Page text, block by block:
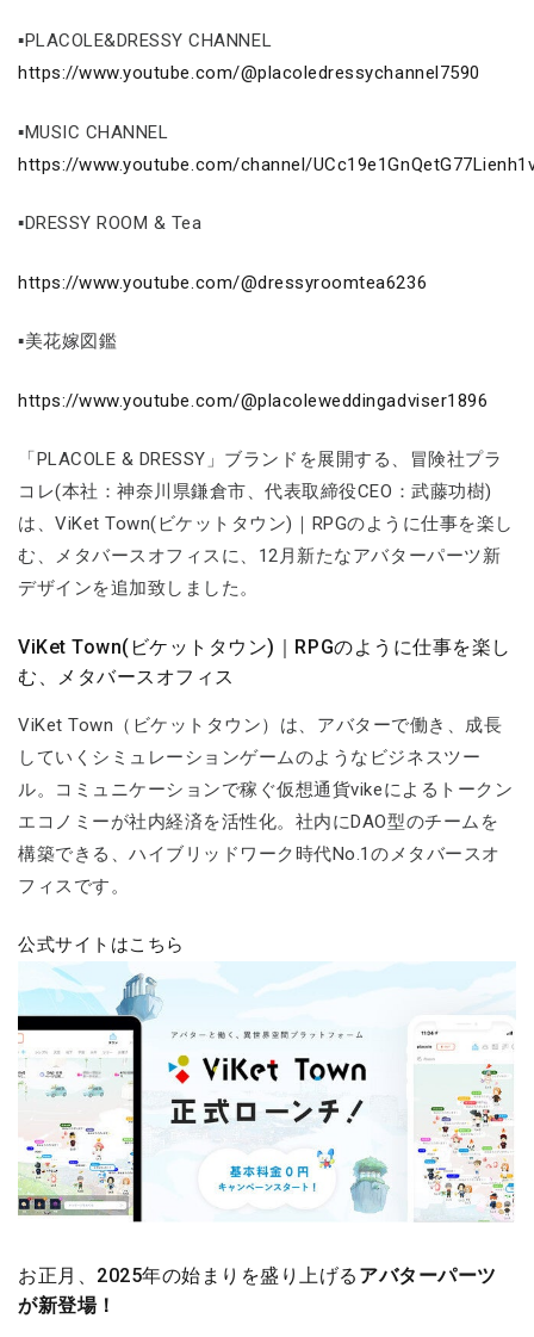
▪PLACOLE&DRESSY CHANNEL
https://www.youtube.com/@placoledressychannel7590
▪MUSIC CHANNEL
https://www.youtube.com/channel/
▪DRESSY ROOM & Tea
https://www.youtube.com/@dressyroomtea6236
▪美花嫁図鑑
https://www.youtube.com/@placoleweddingadviser1896
「PLACOLE & DRESSY」ブランドを展開する、冒険社プラ
コレ(本社：神奈川県鎌倉市、代表取締役CEO：武藤功樹)
は、ViKet Town(ビケットタウン)｜RPGのように仕事を楽し
む、メタバースオフィスに、12月新たなアバターパーツ新
デザインを追加致しました。
ViKet Town(ビケットタウン)｜RPGのように仕事を楽し
む、メタバースオフィス
ViKet Town（ビケットタウン）は、アバターで働き、成長
していくシミュレーションゲームのようなビジネスツー
ル。コミュニケーションで稼ぐ仮想通貨vikeによるトークン
エコノミーが社内経済を活性化。社内にDAO型のチームを
構築できる、ハイブリッドワーク時代No.1のメタバースオ
フィスです。
公式サイトはこちら
お正月、2025年の始まりを盛り上げる アバターパーツ
が新登場！